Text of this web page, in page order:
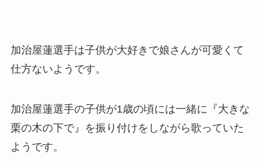
加治屋蓮選手は子供が大好きで娘さんが可愛くて
仕方ないようです。
加治屋蓮選手の子供が1歳の頃には一緒に『大きな
栗の木の下で』を振り付けをしながら歌っていた
ようです。